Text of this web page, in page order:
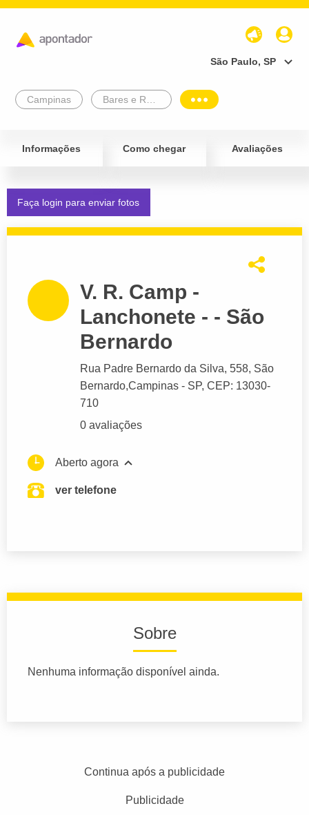
São Paulo, SP
Campinas
Informações Como chegar Avaliações
Faça login para enviar fotos
V. R. Camp -
Lanchonete - - São
Bernardo
Rua Padre Bernardo da Silva, 558, São
Bernardo,Campinas - SP, CEP: 13030-
710
0 avaliações
Aberto agora
ver telefone
Sobre
Nenhuma informação disponível ainda.
Continua após a publicidade
Publicidade